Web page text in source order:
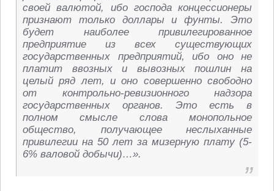
своей валютой, ибо господа концессионеры
признают только доллары и фунты. Это
будет наиболее привилегированное
предприятие из всех существующих
государственных предприятий, ибо оно не
платит ввозных и вывозных пошлин на
целый ряд лет, и оно совершенно свободно
от контрольно-ревизионного надзора
государственных органов. Это есть в
полном смысле слова монопольное
общество, получающее неслыханные
привилегии на 50 лет за мизерную плату (5-
6% валовой добычи)…».